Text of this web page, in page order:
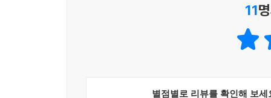
것 같지만 정반대의 결단들 역시 도처에 있었다.
가정들을 보면서 내가 거쳐 온 길의 의미를 곰곰
11
별점별로 리뷰를 확인해 보세